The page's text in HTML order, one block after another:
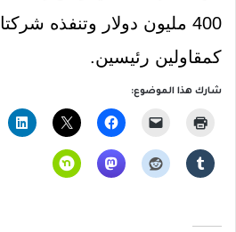
400 مليون دولار وتنفذه شركتا
كمقاولين رئيسين.
شارك هذا الموضوع: